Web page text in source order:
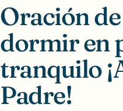
Oración
dormir en
tranquilo
Padre!